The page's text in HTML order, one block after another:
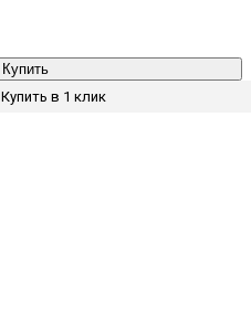
Купить
Купить в 1 клик